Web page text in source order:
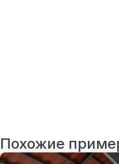
Похожие